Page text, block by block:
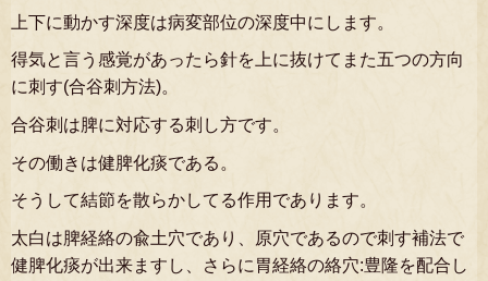
上下に動かす深度は病変部位の深度中にします。
得気と言う感覚があったら針を上に抜けてまた五つの方向
に刺す(合谷刺方法)。
合谷刺は脾に対応する刺し方です。
その働きは健脾化痰である。
そうして結節を散らかしてる作用であります。
太白は脾経絡の兪土穴であり、原穴であるので刺す補法で
健脾化痰が出来ますし、さらに胃経絡の絡穴:豊隆を配合し